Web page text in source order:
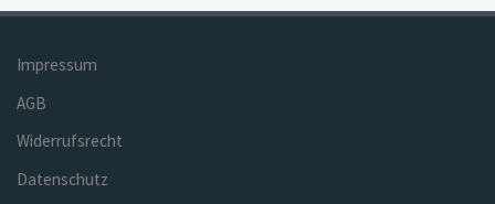
Impressum
AGB
Widerrufsrecht
Datenschutz